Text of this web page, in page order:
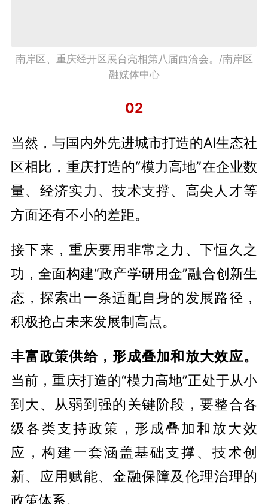
南岸区、重庆经开区展台亮相第八届西洽会。/南岸区
融媒体中心
02
当然，与国内外先进城市打造的AI生态社
区相比，重庆打造的“模力高地”在企业数
量、经济实力、技术支撑、高尖人才等
方面还有不小的差距。
接下来，重庆要用非常之力、下恒久之
功，全面构建“政产学研用金”融合创新生
态，探索出一条适配自身的发展路径，
积极抢占未来发展制高点。
丰富政策供给，形成叠加和放大效应。
当前，重庆打造的“模力高地”正处于从小
到大、从弱到强的关键阶段，要整合各
级各类支持政策，形成叠加和放大效
应，构建一套涵盖基础支撑、技术创
新、应用赋能、金融保障及伦理治理的
政策体系。